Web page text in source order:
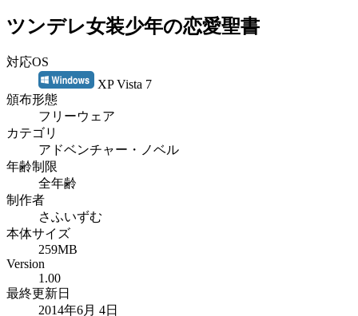
ツンデレ女装少年の恋愛聖書
対応OS
XP Vista 7
頒布形態
フリーウェア
カテゴリ
アドベンチャー・ノベル
年齢制限
全年齢
制作者
さふいずむ
本体サイズ
259MB
Version
1.00
最終更新日
2014年6月 4日